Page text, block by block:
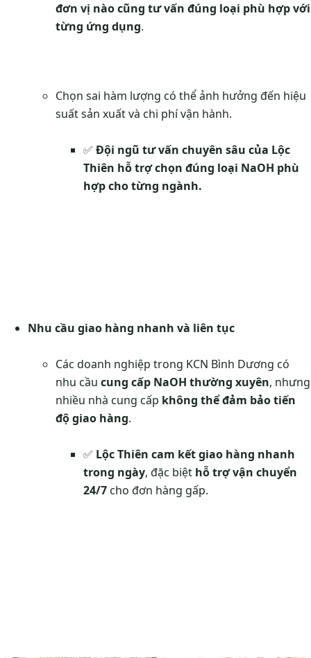
đơn vị nào cũng tư vấn đúng loại phù hợp với
từng ứng dụng.
Chọn sai hàm lượng có thể ảnh hưởng đến hiệu
suất sản xuất và chi phí vận hành.
✅ Đội ngũ tư vấn chuyên sâu của Lộc
Thiên hỗ trợ chọn đúng loại NaOH phù
hợp cho từng ngành.
Nhu cầu giao hàng nhanh và liên tục
Các doanh nghiệp trong KCN Bình Dương có
nhu cầu cung cấp NaOH thường xuyên, nhưng
nhiều nhà cung cấp không thể đảm bảo tiến
độ giao hàng.
✅ Lộc Thiên cam kết giao hàng nhanh
trong ngày, đặc biệt hỗ trợ vận chuyển
24/7cho đơn hàng gấp.